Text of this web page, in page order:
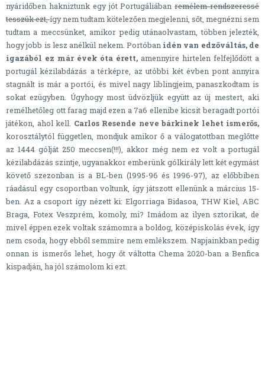
nyáridőben hakniztunk egy jót Portugáliábanremélem rendszeressé
tesszük ezt,így nem tudtam kötelezően megjelenni, sőt, megnézni sem
tudtam a meccsünket, amikor pedig utánaolvastam, többen jelezték,
hogy jobb is lesz anélkül nekem. Portóban idén van edzőváltás, de
igazából ez már évek óta érett, amennyire hirtelen felfejlődött a
portugál kézilabdázás a térképre, az utóbbi két évben pont annyira
stagnált is már a portói, és mivel nagy liblingjeim, panaszkodtam is
sokat ezügyben. Úgyhogy most üdvözljük együtt az új mestert, aki
remélhetőleg ott farag majd ezen a 7a6 ellenibe kicsit beragadt portói
játékon, ahol kell. Carlos Resende neve bárkinek lehet ismerős,
korosztálytól független, mondjuk amikor ő a válogatottban meglőtte
az 1444 gólját 250 meccsen(!!!), akkor még nem ez volt a portugál
kézilabdázás szintje, ugyanakkor emberünk gólkirály lett két egymást
követő szezonban is a BL-ben (1995-96 és 1996-97), az előbbiben
ráadásul egy csoportban voltunk, így játszott ellenünk a március 15-
ben. Az a csoport így nézett ki: Elgorriaga Bidasoa, THW Kiel, ABC
Braga, Fotex Veszprém, komoly, mi? Imádom az ilyen sztorikat, de
mivel éppen ezek voltak számomra a boldog, középiskolás évek, így
nem csoda, hogy ebből semmire nem emlékszem. Napjainkban pedig
onnan is ismerős lehet, hogy őt váltotta Chema 2020-ban a Benfica
kispadján, ha jól számolom ki ezt.